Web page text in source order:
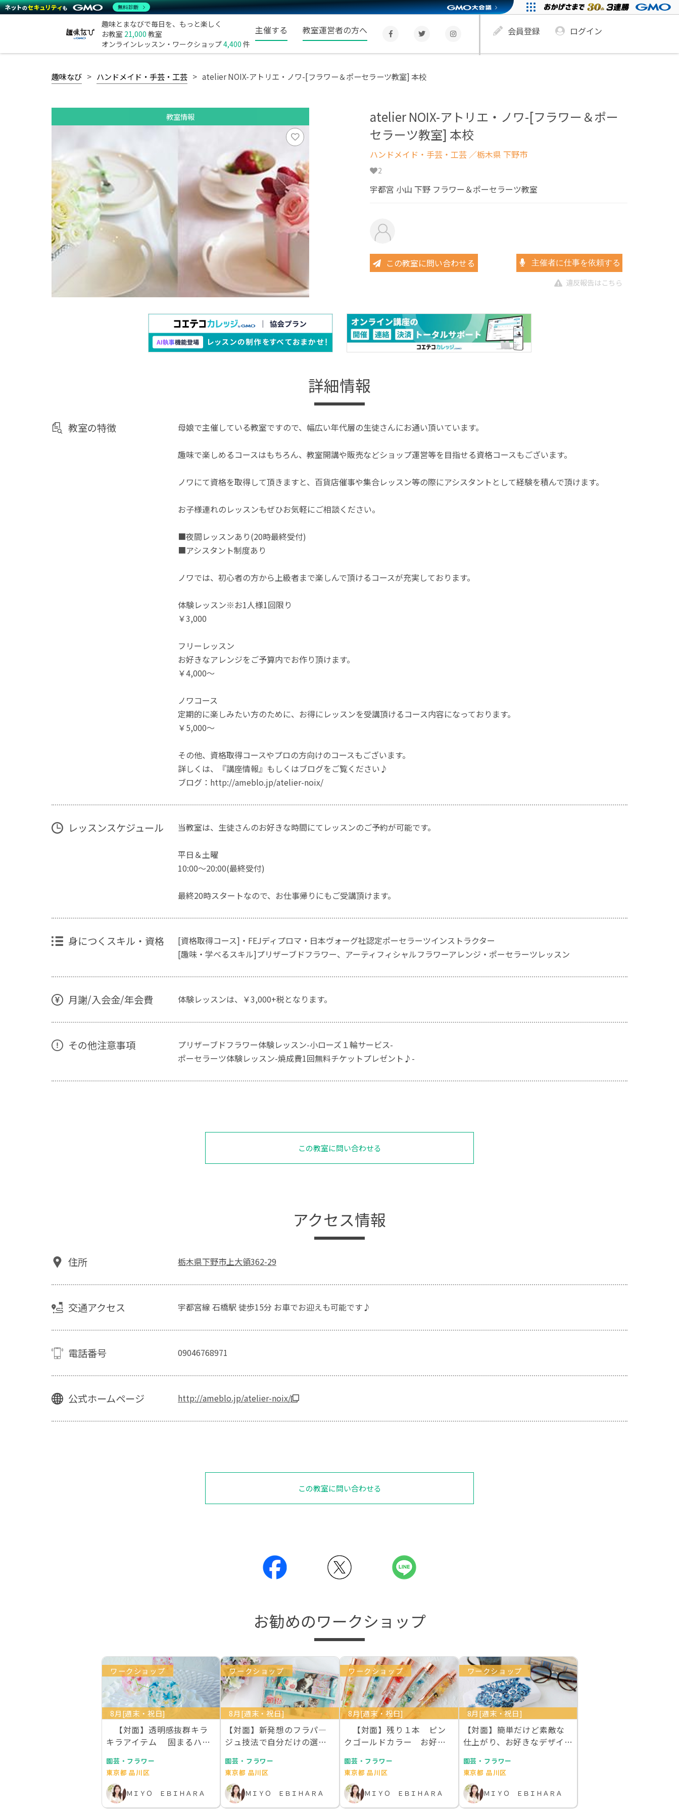
趣味とまなびで毎日を、もっと楽しく
お教室 21,000 教室
オンラインレッスン・ワークショップ4,400 件
主催する 教室運営者の方へ 会員登録 ログイン
趣味なび ハンドメイド・手芸・工芸 atelier NOIX-アトリエ・ノワ-[フラワー＆ポーセラーツ教室] 本校
教室情報
atelier NOIX-アトリエ・ノワ-[フラワー＆ポー
セラーツ教室] 本校
ハンドメイド・手芸・工芸 ／栃木県 下野市
2
宇都宮 小山 下野 フラワー＆ポーセラーツ教室
この教室に問い合わせる 主催者に仕事を依頼する
違反報告はこちら
詳細情報
教室の特徴 母娘で主催している教室ですので、幅広い年代層の生徒さんにお通い頂いています。
趣味で楽しめるコースはもちろん、教室開講や販売などショップ運営等を目指せる資格コースもございます。
ノワにて資格を取得して頂きますと、百貨店催事や集合レッスン等の際にアシスタントとして経験を積んで頂けます。
お子様連れのレッスンもぜひお気軽にご相談ください。
■夜間レッスンあり(20時最終受付)
■アシスタント制度あり
ノワでは、初心者の方から上級者まで楽しんで頂けるコースが充実しております。
体験レッスン※お1人様1回限り
￥3,000
フリーレッスン
お好きなアレンジをご予算内でお作り頂けます。
￥4,000～
ノワコース
定期的に楽しみたい方のために、お得にレッスンを受講頂けるコース内容になっております。
￥5,000～
その他、資格取得コースやプロの方向けのコースもございます。
詳しくは、『講座情報』もしくはブログをご覧ください♪
ブログ：http://ameblo.jp/atelier-noix/
レッスンスケジュール 当教室は、生徒さんのお好きな時間にてレッスンのご予約が可能です。
平日＆土曜
10:00～20:00(最終受付)
最終20時スタートなので、お仕事帰りにもご受講頂けます。
身につくスキル・資格
[資格取得コース]・FEJディプロマ・日本ヴォーグ社認定ポーセラーツインストラクター
[趣味・学べるスキル]プリザーブドフラワー、アーティフィシャルフラワーアレンジ・ポーセラーツレッスン
月謝/入会金/年会費 体験レッスンは、￥3,000+税となります。
その他注意事項
プリザーブドフラワー体験レッスン-小ローズ１輪サービス-
ポーセラーツ体験レッスン-焼成費1回無料チケットプレゼント♪-
この教室に問い合わせる
アクセス情報
住所 栃木県下野市上大領362-29
交通アクセス 宇都宮線 石橋駅 徒歩15分 お車でお迎えも可能です♪
電話番号 09046768971
公式ホームページ http://ameblo.jp/atelier-noix/
この教室に問い合わせる
お勧めのワークショップ
ワークショップ
8月[週末・祝日]
【対面】透明感抜群キラ
キラアイテム 固まるハー
園芸・フラワー
東京都 品川区
ＭＩＹＯ ＥＢＩＨＡＲＡ
ワークショップ
8月[週末・祝日]
【対面】新発想のフラパ―
ジュ技法で自分だけの選ん
園芸・フラワー
東京都 品川区
ＭＩＹＯ ＥＢＩＨＡＲＡ
ワークショップ
8月[週末・祝日]
【対面】残り１本 ピン
クゴールドカラー お好き
園芸・フラワー
東京都 品川区
ＭＩＹＯ ＥＢＩＨＡＲＡ
ワークショップ
8月[週末・祝日]
【対面】簡単だけど素敵な
仕上がり、お好きなデザイン
園芸・フラワー
東京都 品川区
ＭＩＹＯ ＥＢＩＨＡＲＡ
無料診断